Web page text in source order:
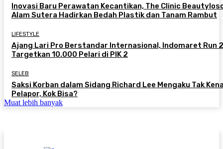
Inovasi Baru Perawatan Kecantikan, The Clinic
Alam Sutera Hadirkan Bedah Plastik dan Tanam Rambut
LIFESTYLE
Ajang Lari Pro Berstandar Internasional, Indomaret Run
Targetkan 10.000 Pelari di PIK 2
SELEB
Saksi Korban dalam Sidang Richard Lee Mengaku Tak
Pelapor, Kok Bisa?
Muat lebih banyak